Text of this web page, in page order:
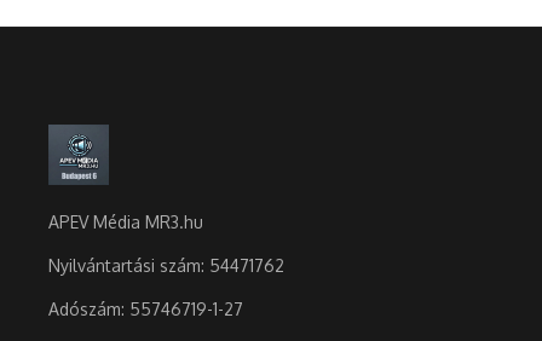
APEV Média MR3.hu
Nyilvántartási szám: 54471762
Adószám: 55746719-1-27